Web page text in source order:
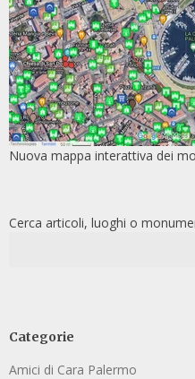
Nuova mappa interattiva dei
Cerca articoli, luoghi o
Categorie
Amici di Cara Palermo